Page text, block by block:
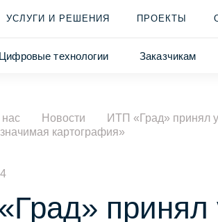
УСЛУГИ И РЕШЕНИЯ ПРОЕКТЫ
Цифровые технологии Заказчикам
Новости
ИТП «Град» принял
картография»
принял